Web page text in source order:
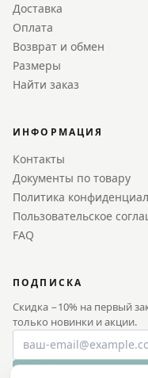
Доставка
Оплата
Возврат и обмен
Размеры
Найти заказ
ИНФОРМАЦИЯ
Контакты
Документы по товару
Политика
Пользовательское
FAQ
ПОДПИСКА
Скидка −10% на первый
только новинки и акции.